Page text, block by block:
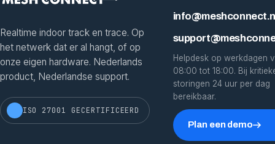
Realtime indoor track en trace. Op
het netwerk dat er al hangt, of op
onze eigen hardware. Nederlands
product, Nederlandse support.
ISO 27001 GECERTIFICEERD
Helpdesk op werkdagen
08:00 tot 18:00. Bij
storingen 24 uur per dag
bereikbaar.
Plan een demo